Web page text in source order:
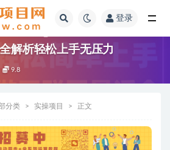
登录
解析轻松上手无压力
9.8
分类 实操项目 正文